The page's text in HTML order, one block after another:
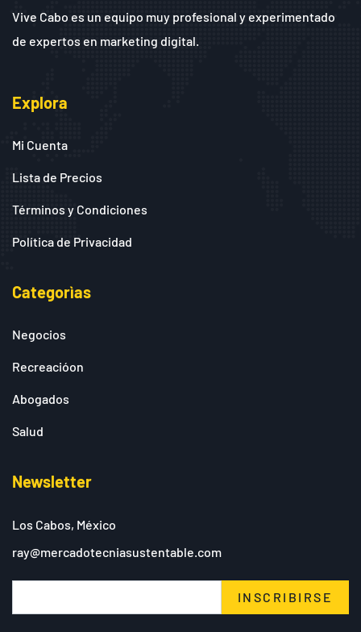
Vive Cabo es un equipo muy profesional y experimentado
de expertos en marketing digital.
Explora
Mi Cuenta
Lista de Precios
Términos y Condiciones
Política de Privacidad
Categorìas
Negocios
Recreacióon
Abogados
Salud
Newsletter
Los Cabos, México
ray@mercadotecniasustentable.com
INSCRIBIRSE